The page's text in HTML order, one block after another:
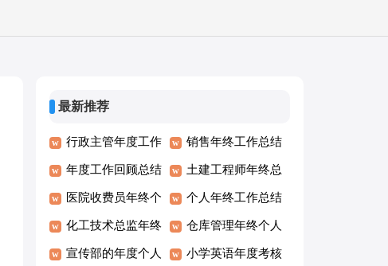
最新推荐
行政主管年度工作
总结
销售年终工作总结
年度工作回顾总结 土建工程师年终总
结
医院收费员年终个
人总结
个人年终工作总结
化工技术总监年终
个人工作总结
仓库管理年终个人
工作总结
宣传部的年度个人 小学英语年度考核